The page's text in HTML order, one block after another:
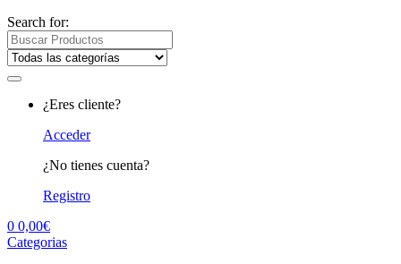
Search for:
¿Eres cliente?
Acceder
¿No tienes cuenta?
Registro
0 0,00€
Categorias